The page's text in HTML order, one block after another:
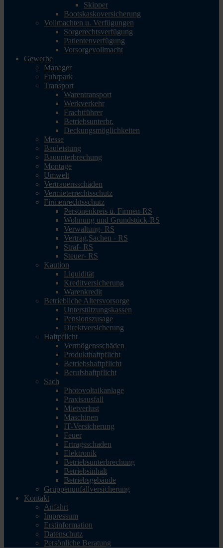
Skipper
Bootskaskoversicherung
Vollmachten u. Verfügungen
Sorgerechtsverfügung
Patientenverfügung
Vorsorgevollmacht
Gewerbe
Manager
Fuhrpark
Transport
Warentransport
Werkverkehr
Frachtführer
Betriebsunterbr.
Deckungsmöglichkeiten
Messe
Bauleistung
Bauunterbrechung
Montage
Umwelt
Vertrauensschäden
Vermieterrechtsschutz
Firmenrechtsschutz
Personenkreis u. Firmen-RS
Wohnung und Grundstück-RS
Verwaltung- RS
Vertrag,Sachen - RS
Straf- RS
Steuer- RS
Kaution
Liquidität
Kreditversicherung
Warenkredit
Betriebliche Altersvorsorge
Unterstützungskassen
Pensionszusage
Direktversicherung
Haftpflicht
Vermögensschäden
Produkthaftpflicht
Betriebshaftpflicht
Berufshaftpflicht
Sach
Photovoltaikanlage
Praxisausfall
Mietverlust
Maschinen
IT-Versicherung
Feuer
Ertragsschaden
Elektronik
Betriebsunterbrechung
Betriebsinhalt
Betriebsgebäude
Gruppenunfallversicherung
Kontakt
Anfahrt
Impressum
Erstinformation
Datenschutz
Persönliche Beratung